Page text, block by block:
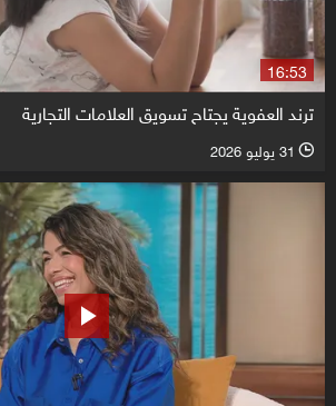
16:53
ترند العفوية يجتاح تسويق العلامات التجارية
l 31 يوليو 2026